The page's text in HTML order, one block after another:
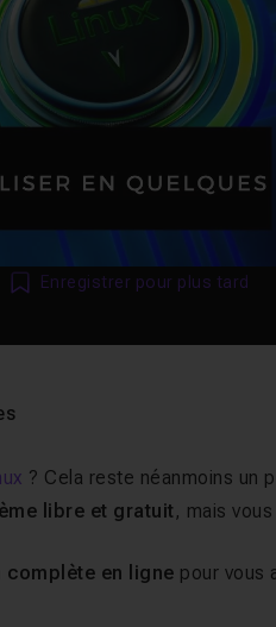
Enregistrer pour plus tard
? Cela reste néanmoins un
libre et gratuit , mais
complète en ligne pour vous